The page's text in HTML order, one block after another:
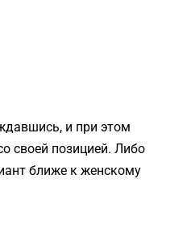
и при этом
своей позицией. Либо
ближе к женскому